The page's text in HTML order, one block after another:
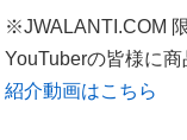
※JWALANTI.COM
YouTuberの皆様に
紹介動画はこちら